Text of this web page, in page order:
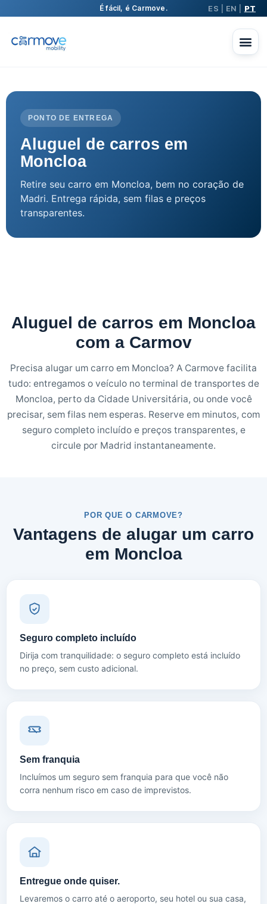
É fácil, é Carmove. ES EN PT
PONTO DE ENTREGA
Aluguel de carros em
Moncloa
Retire seu carro em Moncloa, bem no coração de
Madri. Entrega rápida, sem filas e preços
transparentes.
Aluguel de carros em Moncloa
com a Carmov
Precisa alugar um carro em Moncloa? A Carmove facilita
tudo: entregamos o veículo no terminal de transportes de
Moncloa, perto da Cidade Universitária, ou onde você
precisar, sem filas nem esperas. Reserve em minutos, com
seguro completo incluído e preços transparentes, e
circule por Madrid instantaneamente.
POR QUE O CARMOVE?
Vantagens de alugar um carro
em Moncloa
Seguro completo incluído
Dirija com tranquilidade: o seguro completo está incluído
no preço, sem custo adicional.
Sem franquia
Incluímos um seguro sem franquia para que você não
corra nenhum risco em caso de imprevistos.
Entregue onde quiser.
Levaremos o carro até o aeroporto, seu hotel ou sua casa,